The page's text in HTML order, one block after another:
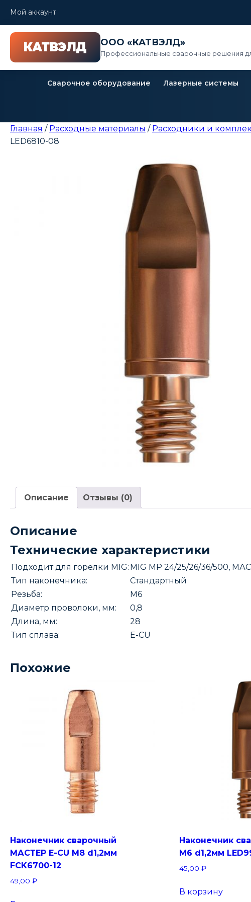
Мой аккаунт
ООО «КАТВЭЛД»
Профессиональные сварочные решения
Сварочное оборудование Лазерные системы
Главная / Расходные материалы / Расходники и
LED6810-08
Описание Отзывы (0)
Описание
Технические характеристики
Подходит для горелки MIG: MIG MP 24/25/26/36/500,
Тип наконечника:
Стандартный
Резьба:
М6
Диаметр проволоки, мм:
0,8
Длина, мм:
28
Тип сплава:
E-CU
Похожие
Наконечник сварочный
МАСТЕР E-CU М8 d1,2мм
FCK6700-12
49,00 ₽
Наконечник
М6 d1,2мм
45,00₽
В корзину